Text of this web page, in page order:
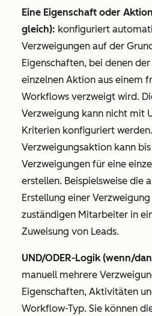
Eine Eigenschaft oder
gleich): konfiguriert
Verzweigungen auf der
Eigenschaften, bei denen
einzelnen Aktion aus einem
Workflows verzweigt wird.
Verzweigung kann nicht mit
Kriterien konfiguriert
Verzweigungsaktion kann
Verzweigungen für eine
erstellen. Beispielsweise die
Erstellung einer
zuständigen Mitarbeiter in
Zuweisung von Leads.
UND/ODER-Logik (wenn/
manuell mehrere
Eigenschaften, Aktivitäten
Workflow-Typ. Sie können